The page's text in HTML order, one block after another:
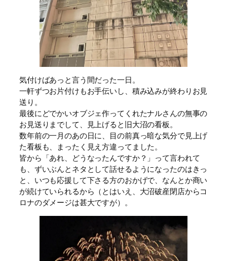
気付けばあっと言う間だった一日。
一軒ずつお片付けもお手伝いし、積み込みが終わりお見
送り。
最後にどでかいオブジェ作ってくれたナルさんの無事の
お見送りまでして、見上げると旧大沼の看板。
数年前の一月のあの日に、目の前真っ暗な気分で見上げ
た看板も、まったく見え方違ってました。
皆から「あれ、どうなったんですか？」って言われて
も、ずいぶんとネタとして話せるようになったのはきっ
と、いつも応援して下さる方のおかげで、なんとか商い
が続けていられるから（とはいえ、大沼破産閉店からコ
ロナのダメージは甚大ですが）。